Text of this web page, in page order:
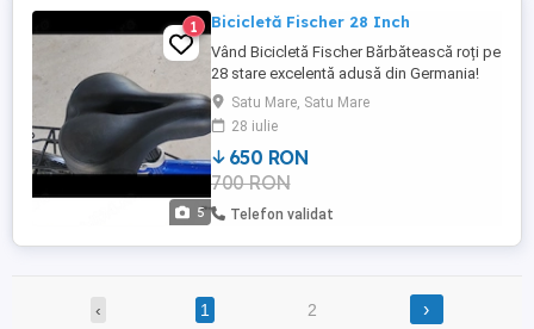
5
1 Bicicletă Fischer 28 Inch
Vând Bicicletă Fischer Bărbătească roți pe
28 stare excelentă adusă din Germania!
Satu Mare, Satu Mare
28 iulie
650 RON
700 RON
Telefon validat
‹ 1 2 ›